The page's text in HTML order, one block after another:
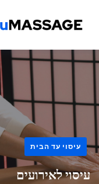
עיסוי עד הבית
עיסוי לאירועים